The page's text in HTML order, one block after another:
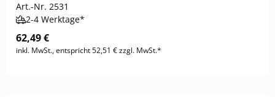
Art.-Nr. 2531
2-4 Werktage*
62,49 €
inkl. MwSt., entspricht 52,51 € zzgl. MwSt.*